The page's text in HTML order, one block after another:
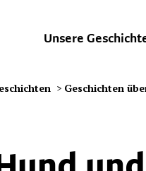
Unsere
> Geschichten